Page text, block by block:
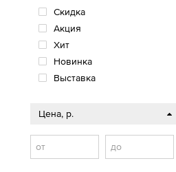
Скидка
Акция
Хит
Новинка
Выставка
Цена, р.
от до